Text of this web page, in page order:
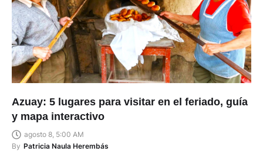
Azuay: 5 lugares para visitar en el feriado, guía
y mapa interactivo
agosto 8, 5:00 AM
By Patricia Naula Herembás